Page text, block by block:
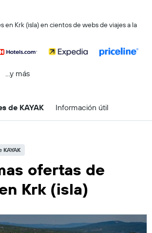
en Krk (isla) en cientos de webs de viajes a la
...y más
de KAYAK Información útil
ofertas de
Krk (isla)